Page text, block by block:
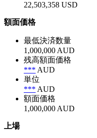
22,503,358 USD
額面価格
最低決済数量
1,000,000 AUD
残高額面価格
*** AUD
単位
*** AUD
額面価格
1,000,000 AUD
上場